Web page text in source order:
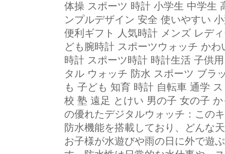
体操 スポーツ 時計 小学生 中学生
ンプルデザイン 安全 使いやすい
便利ギフト 人気時計 メンズ レデ
ども腕時計 スポーツウォッチ か
時計 スポーツ時計 時計生活 子供
タル ウォッチ 防水 スポーツ ブラ
も 子ども 知育 時計 自転車 通学
校 塾 遠足 とけい 男の子 女の
の優れたデジタルウォッチ：この
防水機能を搭載しており、どんな
お子様が水遊びや雨の日に外で遊